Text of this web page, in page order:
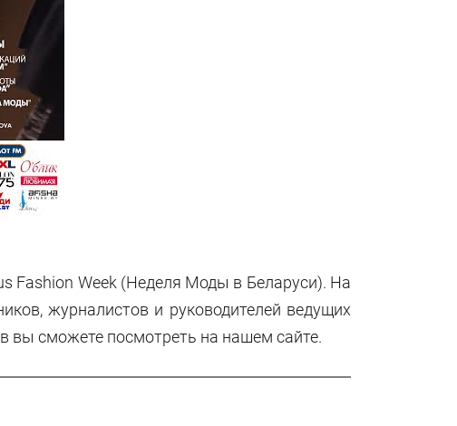
Fashion Week (Неделя Моды в Беларуси). На
журналистов и руководителей ведущих
вы сможете посмотреть на нашем сайте.